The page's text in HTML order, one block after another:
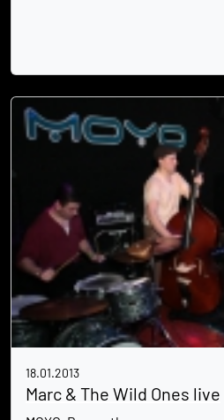
18.01.2013
Marc & The Wild Ones live